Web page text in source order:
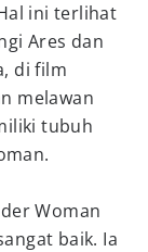
ini terlihat
Ares dan
di film
melawan
tubuh
Woman
baik. Ia